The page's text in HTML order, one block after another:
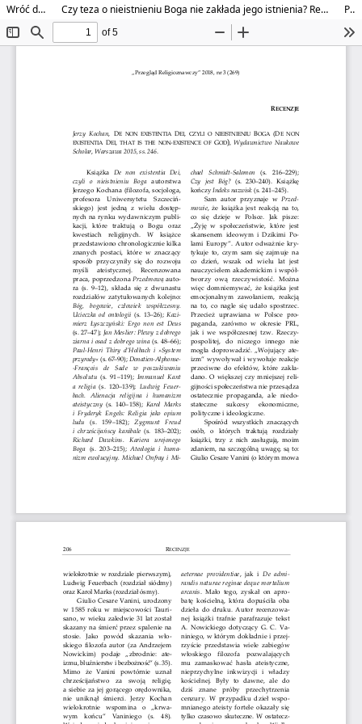
Wróć do szczegółów artykułu Czy teza o nieistnieniu Boga nie zakłada jego istnienia? Recenzja książki: Jerzy Kochan, De non existentia Dei, czyli o nieistnieniu Boga, Wydawnictwo Naukowe SCHOLAR, Warszawa 2015. Pobierz